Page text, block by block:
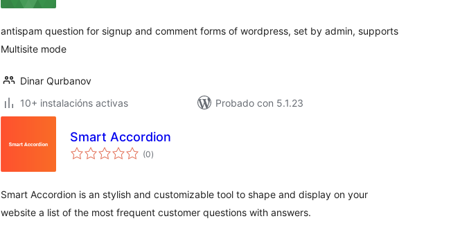
antispam question for signup and comment forms of wordpress, set by admin, supports
Multisite mode
Dinar Qurbanov
10+ instalacións activas
Probado con 5.1.23
Smart Accordion
(0valoracións
totais
)
Smart Accordion is an stylish and customizable tool to shape and display on your
website a list of the most frequent customer questions with answers.